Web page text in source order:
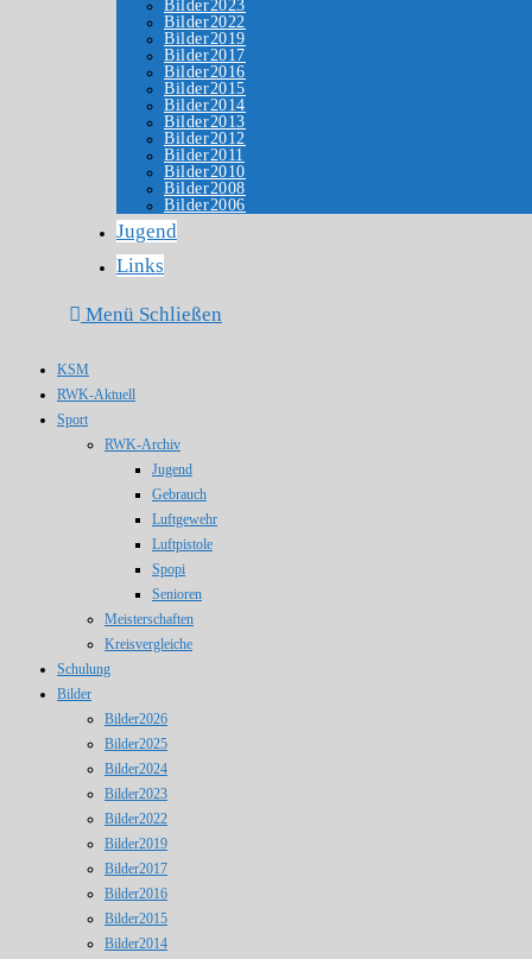
Bilder2023
Bilder2022
Bilder2019
Bilder2017
Bilder2016
Bilder2015
Bilder2014
Bilder2013
Bilder2012
Bilder2011
Bilder2010
Bilder2008
Bilder2006
Jugend
Links
Menü Schließen
KSM
RWK-Aktuell
Sport
RWK-Archiv
Jugend
Gebrauch
Luftgewehr
Luftpistole
Spopi
Senioren
Meisterschaften
Kreisvergleiche
Schulung
Bilder
Bilder2026
Bilder2025
Bilder2024
Bilder2023
Bilder2022
Bilder2019
Bilder2017
Bilder2016
Bilder2015
Bilder2014